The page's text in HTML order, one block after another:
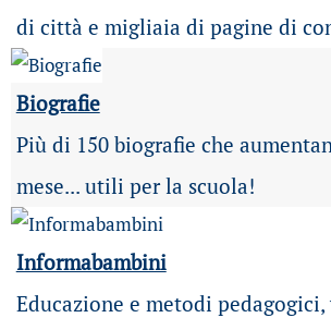
di città e migliaia di pagine di
Biografie
Più di 150 biografie che
mese... utili per la scuola!
Informabambini
Educazione e metodi